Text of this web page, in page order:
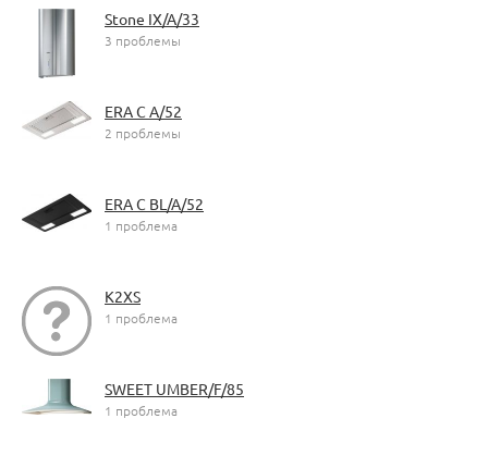
Stone IX/A/33
3 проблемы
ERA C A/52
2 проблемы
ERA C BL/A/52
1 проблема
K2XS
1 проблема
SWEET UMBER/F/85
1 проблема